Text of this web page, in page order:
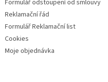
Formulář odstoupení od smlouvy
Reklamační řád
Formulář Reklamační list
Cookies
Moje objednávka